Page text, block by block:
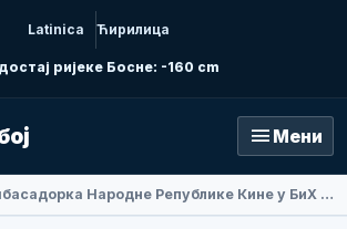
Latinica Ћирилица
ријеке Босне: -160 cm
menu Мени
Амбасадорка Народне Републике Кине у БиХ Ли Фан посјетила Добој